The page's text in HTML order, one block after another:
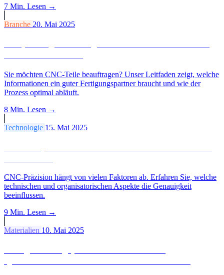
7 Min. Lesen →
Branche 20. Mai 2025
Sie möchten CNC-Teile beauftragen? Unser Leitfaden zeigt, welche
Informationen ein guter Fertigungspartner braucht und wie der
Prozess optimal abläuft.
8 Min. Lesen →
Technologie 15. Mai 2025
CNC-Präzision hängt von vielen Faktoren ab. Erfahren Sie, welche
technischen und organisatorischen Aspekte die Genauigkeit
beeinflussen.
9 Min. Lesen →
Materialien 10. Mai 2025